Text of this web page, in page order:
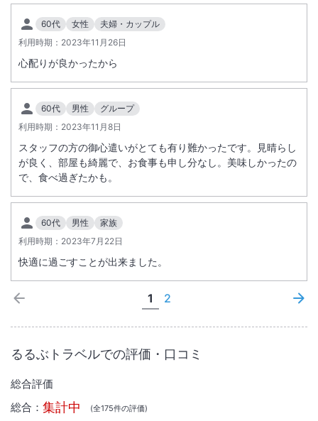
60代 女性
夫婦・カップル
利用時期： 2023年11月26日
心配りが良かったから
60代 男性
グループ
利用時期： 2023年11月8日
スタッフの方の御心遣いがとても有り難かったです。見晴らし
が良く、部屋も綺麗で、お食事も申し分なし。美味しかったの
で、食べ過ぎたかも。
60代 男性
家族
利用時期： 2023年7月22日
快適に過ごすことが出来ました。
1 2
るるぶトラベルでの評価・口コミ
総合評価
総合： 集計中 (全175件の評価)